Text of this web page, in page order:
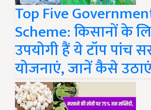
Top Five
Scheme: किसानों के
उपयोगी हैं ये टॉप पांच
योजनाएं, जानें कैसे